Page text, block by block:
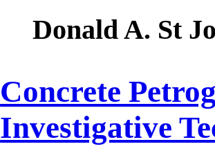
Donald A. St
Concrete
Investigative